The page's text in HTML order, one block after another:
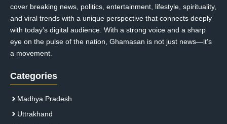
cover breaking news, politics, entertainment, lifestyle, spirituality,
and viral trends with a unique perspective that connects deeply
with today’s digital audience. With a strong voice and a sharp
eye on the pulse of the nation, Ghamasan is not just news—it’s
a movement.
Categories
Madhya Pradesh
Uttrakhand